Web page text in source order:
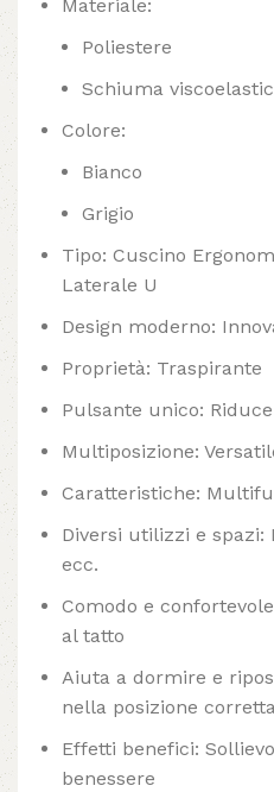
Materiale:
Poliestere
Schiuma
Colore:
Bianco
Grigio
Tipo: Cuscino
Laterale U
Design moderno:
Proprietà: Traspirante
Pulsante unico:
Multiposizione:
Caratteristiche:
Diversi utilizzi e spazi:
ecc.
Comodo e
al tatto
Aiuta a dormire e
nella posizione
Effetti benefici:
benessere